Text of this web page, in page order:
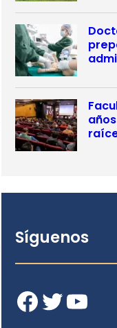
Síguenos
Facebook Twitter YouTube